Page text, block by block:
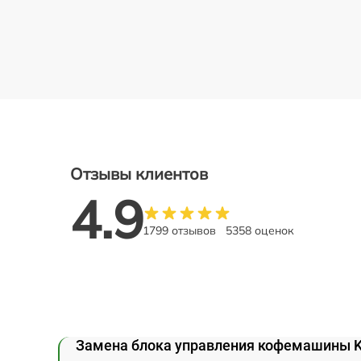
Отзывы клиентов
4.91799 отзывов 5358 оценок
Замена блока управления кофемашины